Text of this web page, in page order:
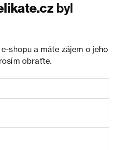
byl
shopu a máte zájem o jeho
obraťte.